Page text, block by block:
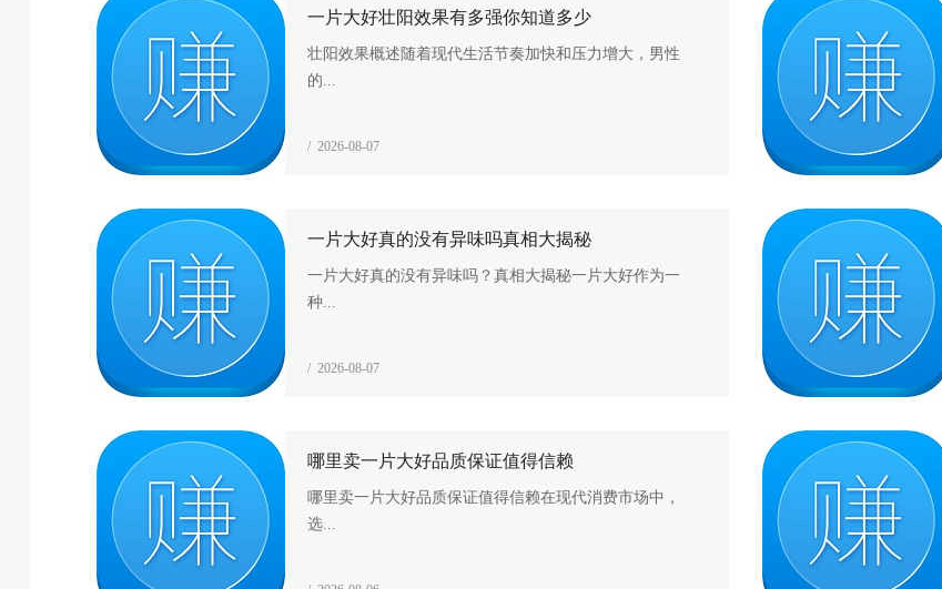
一片大好壮阳效果有多强你知道多少
壮阳效果概述随着现代生活节奏加快和压力增大，男性
的...
/ 2026-08-07
一片大好真的没有异味吗真相大揭秘
一片大好真的没有异味吗？真相大揭秘一片大好作为一
种...
/ 2026-08-07
哪里卖一片大好品质保证值得信赖
哪里卖一片大好品质保证值得信赖在现代消费市场中，
选...